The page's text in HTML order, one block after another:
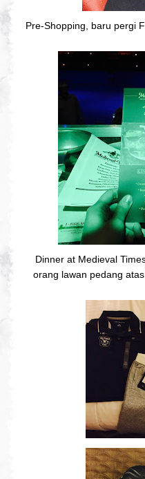
Pre-Shopping, baru pergi
Dinner at Medieval
orang lawan pedang